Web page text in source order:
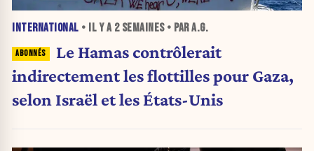
INTERNATIONAL • IL Y A 2 SEMAINES• PAR A.G.
Le Hamas contrôlerait
indirectement les flottilles pour Gaza,
selon Israël et les États-Unis